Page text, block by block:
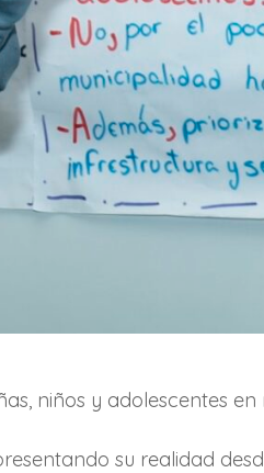
niños y adolescentes en
su realidad